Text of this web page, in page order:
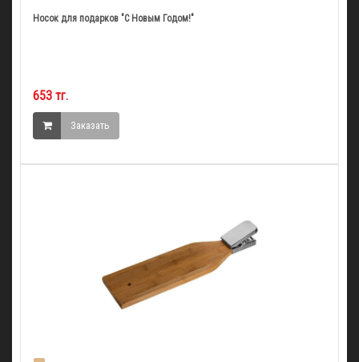
Носок для подарков "С Новым Годом!"
653 тг.
Заказать